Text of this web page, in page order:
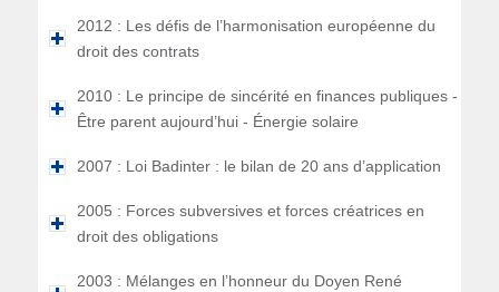
2012 : Les défis de l’harmonisation européenne du
droit des contrats
2010 : Le principe de sincérité en finances publiques -
Être parent aujourd’hui - Énergie solaire
2007 : Loi Badinter : le bilan de 20 ans d’application
2005 : Forces subversives et forces créatrices en
droit des obligations
2003 : Mélanges en l’honneur du Doyen René